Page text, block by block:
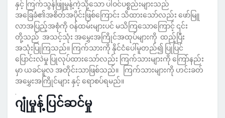
နှင့် ကြက်သွန်ဖြူမှုန့်ကဲ့သို့သော ပါဝင်ပစ္စည်းများသည်
အခြေခံ၏အစိတ်အပိုင်းဖြစ်ကြောင်း သိထားသော်လည်း ဖော်မြူ
လာအပြည့်အစုံကို ဝန်ထမ်းများပင် မသိကြသောကြောင့် ၎င်း
တို့သည် အသင့်သုံး အမွှေးအကြိုင်အထုပ်များကို ထည့်ပြီး
အသုံးပြုကြသည်။ ကြက်သားကို နိုင်ငံပေါ်မူတည်၍ ပြုပြင်
ပြောင်းလဲမှု ပြုလုပ်ထားသော်လည်း ကြက်သားများကို ကြော်နည်း
မှာ ယခင်မူလ အတိုင်းသာဖြစ်သည်။ ကြက်သားများကို ဟင်းခတ်
အမွှေးအကြိုင်များ နှင့် ရောစပ်ရမည်။
.
ဂျုံမှုန့် ပြင်ဆင်မှု